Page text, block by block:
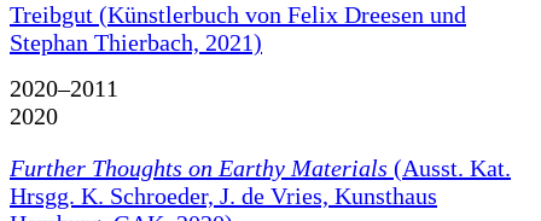
Treibgut (Künstlerbuch von Felix Dreesen und
Stephan Thierbach, 2021)
2020–2011
2020
Further Thoughts on Earthy Materials (Ausst. Kat.
Hrsgg. K. Schroeder, J. de Vries, Kunsthaus